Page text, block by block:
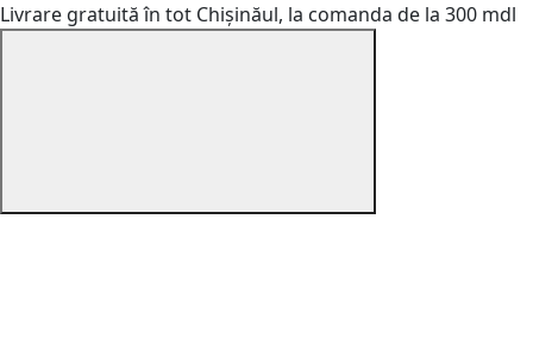
Livrare gratuită în tot Chișinăul, la comanda de la 300 mdl